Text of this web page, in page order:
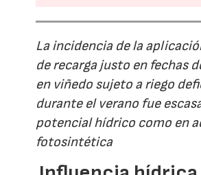
La incidencia de la
de recarga justo en fechas
en viñedo sujeto a riego
durante el verano fue
potencial hídrico como en
fotosintética